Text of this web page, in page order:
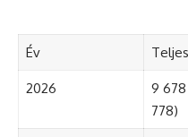
Év
2026
9
778)